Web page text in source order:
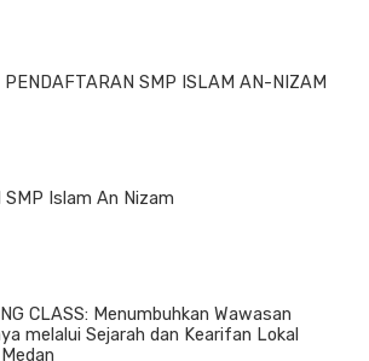
PENDAFTARAN SMP ISLAM AN-NIZAM
SMP Islam An Nizam
CLASS: Menumbuhkan Wawasan
melalui Sejarah dan Kearifan Lokal